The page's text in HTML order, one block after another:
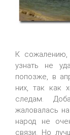
К сожалению,
узнать не
попозже, в
них, так как
следам.
жаловалась
народ не
связи. Но